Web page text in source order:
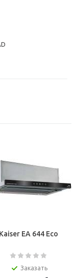
Kaiser EA 644 Eco
Заказать